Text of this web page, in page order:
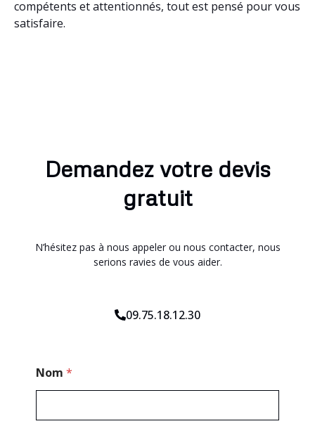
compétents et attentionnés, tout est pensé pour vous
satisfaire.
Demandez votre devis
gratuit
N’hésitez pas à nous appeler ou nous contacter, nous
serions ravies de vous aider.
09.75.18.12.30
Nom *